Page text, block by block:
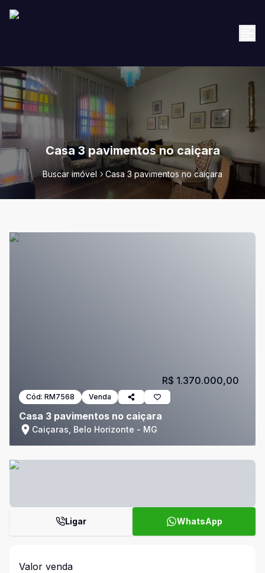
Casa 3 pavimentos no caiçara
Buscar imóvel Casa 3 pavimentos no caiçara
Cód: RM7568 Venda
Casa 3 pavimentos no caiçara
Caiçaras, Belo Horizonte - MG
R$ 1.370.000,00
Ligar WhatsApp
Valor venda